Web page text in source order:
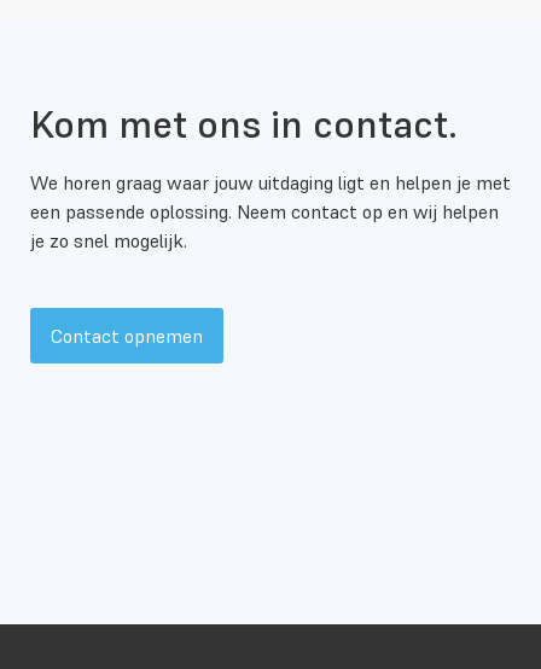
Kom met ons in contact.
We horen graag waar jouw uitdaging ligt en helpen je met
een passende oplossing. Neem contact op en wij helpen
je zo snel mogelijk.
Contact opnemen